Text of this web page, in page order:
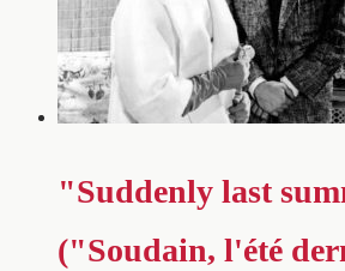
"Suddenly last
("Soudain, l'été